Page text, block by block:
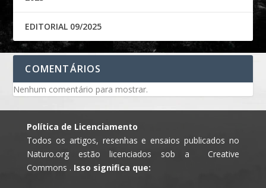
EDITORIAL 09/2025
COMENTÁRIOS
Nenhum comentário para mostrar.
Política de Licenciamento
Todos os artigos, resenhas e ensaios publicados no
Naturo.org estão licenciados sob a Creative
Commons . Isso significa que: